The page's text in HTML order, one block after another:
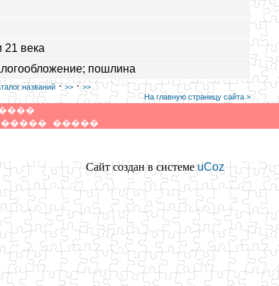
21 века
пошлина
названий·>>·>>
На главную страницу сайта >
�����
Сайт создан в системеuCoz